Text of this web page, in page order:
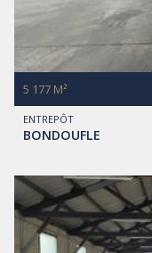
ENTREPÔT
BONDOUFLE
5 177 M²